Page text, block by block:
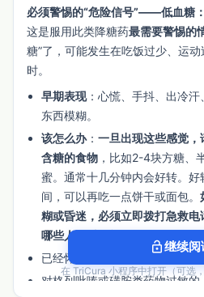
必须警惕的“危险信号”——低血糖：
这是服用此类降糖药最需要警惕的
糖”了，可能发生在吃饭过少、运
时。
早期表现：心慌、手抖、出冷
东西模糊。
该怎么办： 一旦出现这些感觉
含糖的食物 ，比如2-4块方糖、
蜜。通常十几分钟内会好转。
间，可以再吃一点饼干或面包。
糊或昏迷，必须立即拨打急救电
哪些人绝对不能使用：
已经怀孕或正在哺乳的妈妈。
对格列吡嗪或磺胺类药物过敏
lock_open继续阅
在 TriCura 小程序中打开（可选